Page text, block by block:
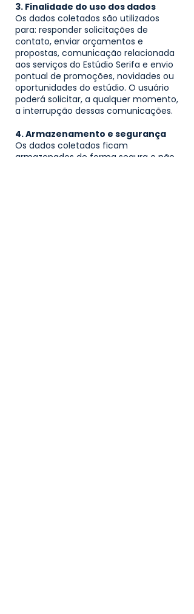
3. Finalidade do uso dos dados
Os dados coletados são utilizados
para: responder solicitações de
contato, enviar orçamentos e
propostas, comunicação relacionada
aos serviços do Estúdio Serifa e envio
pontual de promoções, novidades ou
oportunidades do estúdio. O usuário
poderá solicitar, a qualquer momento,
a interrupção dessas comunicações.
4. Armazenamento e segurança
Os dados coletados ficam
armazenados de forma segura e não